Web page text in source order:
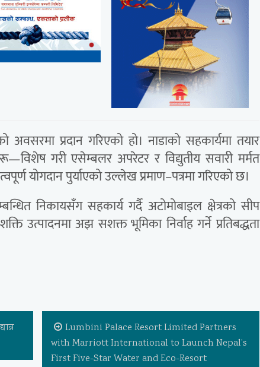
अवसरमा प्रदान गरिएको हो। नाडाको सहकार्यमा तयार
गरी एसेम्बलर अपरेटर र विद्युतीय सवारी मर्मत
योगदान पुर्याएको उल्लेख प्रमाण–पत्रमा गरिएको छ।
निकायसँग सहकार्य गर्दै अटोमोबाइल क्षेत्रको सीप
उत्पादनमा अझ सशक्त भूमिका निर्वाह गर्ने प्रतिबद्धता
Lumbini Palace Resort Limited Partners
with Marriott International to Launch Nepal’s
First Five-Star Water and Eco-Resort